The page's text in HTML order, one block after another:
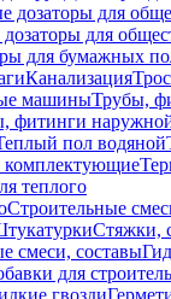
дозаторы для
для
для бумажных
Канализация
машиныТрубы,
фитинги
пол водяной
комплектующие
теплого
Строительные
Стяжки,
смеси, составы
для
гвозди